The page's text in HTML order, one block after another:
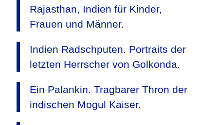
Rajasthan, Indien für Kinder,
Frauen und Männer.
Indien Radschputen. Portraits der
letzten Herrscher von Golkonda.
Ein Palankin. Tragbarer Thron der
indischen Mogul Kaiser.